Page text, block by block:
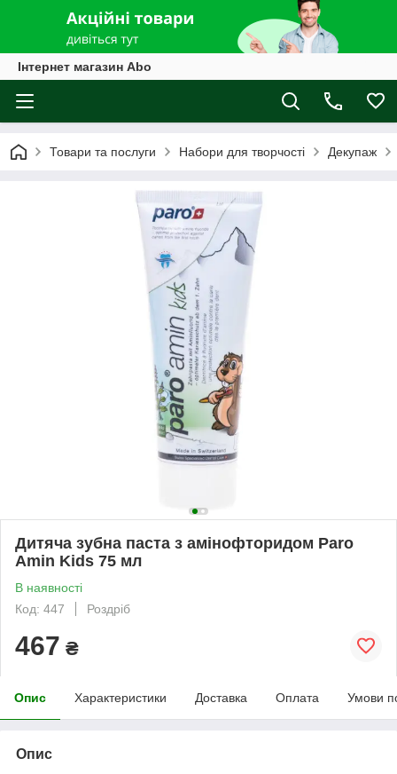
Інтернет магазин Abo
Товари та послуги Набори для творчості Декупаж
Дитяча зубна паста з амінофторидом Paro
Amin Kids 75 мл
В наявності
Код: 447
Роздріб
467 ₴
Опис Характеристики Доставка Оплата Умови
Опис